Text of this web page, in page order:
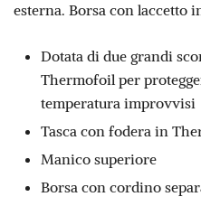
esterna. Borsa con laccetto
Dotata di due grandi
Thermofoil per
temperatura improvvisi
Tasca con fodera in
Manico superiore
Borsa con cordino